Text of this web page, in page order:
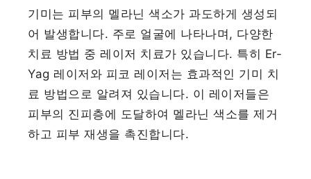
기미는 피부의 멜라닌 색소가 과도하게 생성되
어 발생합니다. 주로 얼굴에 나타나며, 다양한
치료 방법 중 레이저 치료가 있습니다. 특히 Er-
Yag 레이저와 피코 레이저는 효과적인 기미 치
료 방법으로 알려져 있습니다. 이 레이저들은
피부의 진피층에 도달하여 멜라닌 색소를 제거
하고 피부 재생을 촉진합니다.